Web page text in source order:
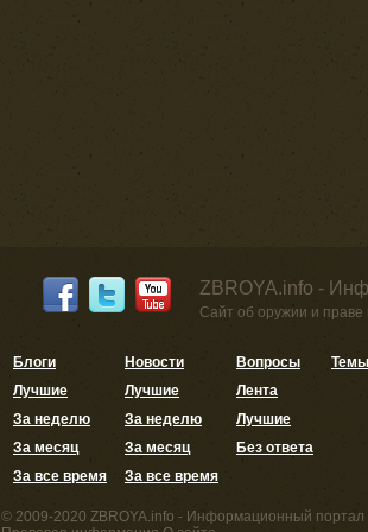
ZBROYA.info -
Сайт об оружии и
Блоги
Лучшие
За неделю
За месяц
За все время
Новости
Лучшие
За неделю
За месяц
За все время
Вопросы
Лента
Лучшие
Без ответа
Темы
© 2009-2020 ZBROYA.info - Информационный портал